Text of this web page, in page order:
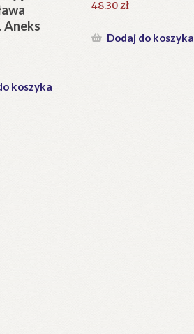
Aneks
koszyka
48.30zł
Dodaj do koszyka